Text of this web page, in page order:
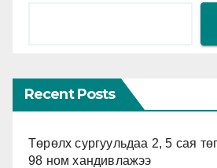
Recent Posts
Төрөлх сургуульдаа 2, 5 сая
98 ном хандивлажээ